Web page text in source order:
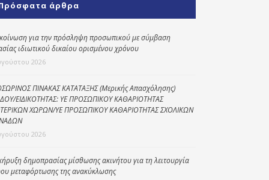
Kοινωνικό
φαρμακείο
Πρόγραμμα
“Βοήθεια στο σπίτι”
Κέντρο Ημερήσιας
Φροντίδας
άρθρα
για την πρόσληψη προσωπικού με σύμβαση
ιδιωτικού δικαίου ορισμένου χρόνου
2026
ΠΙΝΑΚΑΣ ΚΑΤΑΤΑΞΗΣ (Μερικής Απασχόλησης)
ΕΙΔΙΚΟΤΗΤΑΣ: ΥΕ ΠΡΟΣΩΠΙΚΟΥ ΚΑΘΑΡΙΟΤΗΤΑΣ
ΧΩΡΩΝ/ΥΕ ΠΡΟΣΩΠΙΚΟΥ ΚΑΘΑΡΙΟΤΗΤΑΣ ΣΧΟΛΙΚΩΝ
2026
δημοπρασίας μίσθωσης ακινήτου για τη λειτουργία
μεταφόρτωσης της ανακύκλωσης